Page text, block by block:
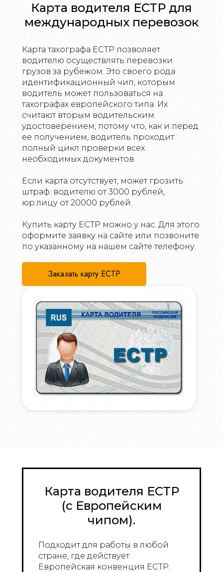
Карта водителя ЕСТР для
международных перевозок
Карта тахографа ЕСТР позволяет
водителю осуществлять перевозки
грузов за рубежом. Это своего рода
идентификационный чип, которым
водитель может пользоваться на
тахографах европейского типа. Их
считают вторым водительским
удостоверением, потому что, как и перед
ее получением, водитель проходит
полный цикл проверки всех
необходимых документов.
Если карта отсутствует, может грозить
штраф: водителю от 3000 рублей,
юр.лицу от 20000 рублей.
Купить карту ЕСТР можно у нас. Для этого
оформите заявку на сайте или позвоните
по указанному на нашем сайте телефону.
Заказать карту ЕСТР
Карта водителя ЕСТР
(с Европейским
чипом).
Подходит для работы в любой
стране, где действует
Европейская конвенция ЕСТР.